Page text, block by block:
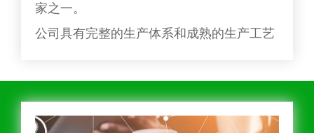
家之一。
公司具有完整的生产体系和成熟的生产工艺